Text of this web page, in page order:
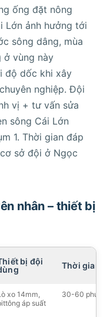
ống đặt nông
Lớn ảnh hưởng tới
sông dâng, mùa
ở vùng này
độ dốc khi xây
nghiệp. Đội
vị + tư vấn sửa
sông Cái Lớn
1. Thời gian đáp
sở đội ở Ngọc
nhân – thiết bị
bị đội
Thời gian
xo 14mm,
áp suất
30-60 phút